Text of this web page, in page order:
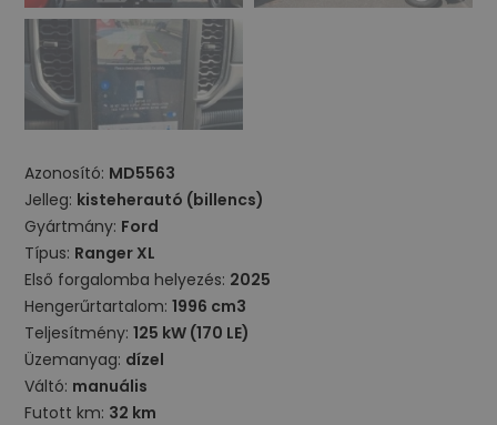
Azonosító: MD5563
Jelleg: kisteherautó (billencs)
Gyártmány: Ford
Típus: Ranger XL
Első forgalomba helyezés: 2025
Hengerűrtartalom:1996 cm3
Teljesítmény:125 kW (170 LE)
Üzemanyag: dízel
Váltó: manuális
Futott km: 32 km